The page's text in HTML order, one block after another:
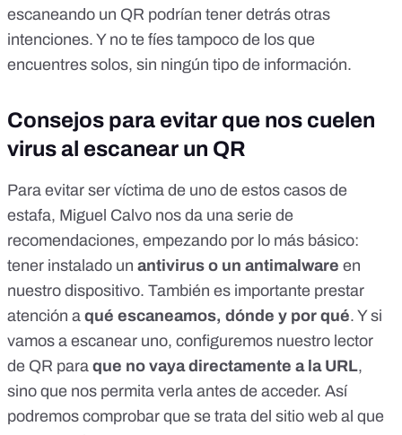
escaneando un QR podrían tener detrás otras
intenciones. Y no te fíes tampoco de los que
encuentres solos, sin ningún tipo de información.
Consejos para evitar que nos cuelen
virus al escanear un QR
Para evitar ser víctima de uno de estos casos de
estafa, Miguel Calvo nos da una serie de
recomendaciones, empezando por lo más básico:
tener instalado un antivirus o un antimalware en
nuestro dispositivo. También es importante prestar
atención a qué escaneamos, dónde y por qué. Y si
vamos a escanear uno, configuremos nuestro lector
de QR para que no vaya directamente a la URL,
sino que nos permita verla antes de acceder. Así
podremos comprobar que se trata del sitio web al que